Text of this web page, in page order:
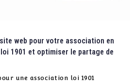
web pour votre association en
1901 et optimiser le partage de
une association loi 1901